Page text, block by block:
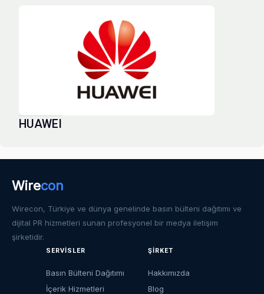
HUAWEI
Wirecon
Wirecon, Türkiye ve dünya genelinde basın bülteni dağıtımı ve
dijital PR hizmetleri sunan profesyonel bir medya iletişim
şirketidir.
SERVISLER
Basın Bülteni Dağıtımı
İçerik Hizmetleri
ŞIRKET
Hakkımızda
Blog